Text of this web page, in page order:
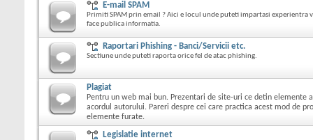
E-mail SPAM
Primiti SPAM prin email ? Aici e locul unde puteti impartasi experientra
face publica informatia.
Raportari Phishing - Banci/Servicii etc.
Sectiune unde puteti raporta orice fel de atac phishing.
Plagiat
Pentru un web mai bun. Prezentari de site-uri ce detin elemente
acordul autorului. Pareri despre cei care practica acest mod de
elemente furate.
Legislatie internet